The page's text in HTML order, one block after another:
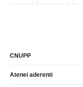
CNUPP
Atenei aderenti